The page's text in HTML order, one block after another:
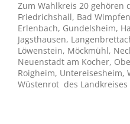
Zum Wahlkreis 20 gehören
Friedrichshall, Bad
Erlenbach, Gundelsheim,
Jagsthausen,
Löwenstein, Möckmühl,
Neuenstadt am Kocher,
Roigheim, Untereisesheim,
Wüstenrot des